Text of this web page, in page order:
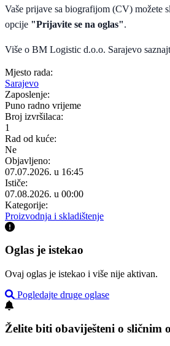
Vaše prijave sa biografijom (CV) možete
opcije "Prijavite se na oglas".
Više o BM Logistic d.o.o. Sarajevo
Mjesto rada:
Sarajevo
Zaposlenje:
Puno radno vrijeme
Broj izvršilaca:
1
Rad od kuće:
Ne
Objavljeno:
07.07.2026. u 16:45
Ističe:
07.08.2026. u 00:00
Kategorije:
Proizvodnja i skladištenje
Oglas je istekao
Ovaj oglas je istekao i više nije aktivan.
Pogledajte druge oglase
Želite biti obaviješteni o sličnim